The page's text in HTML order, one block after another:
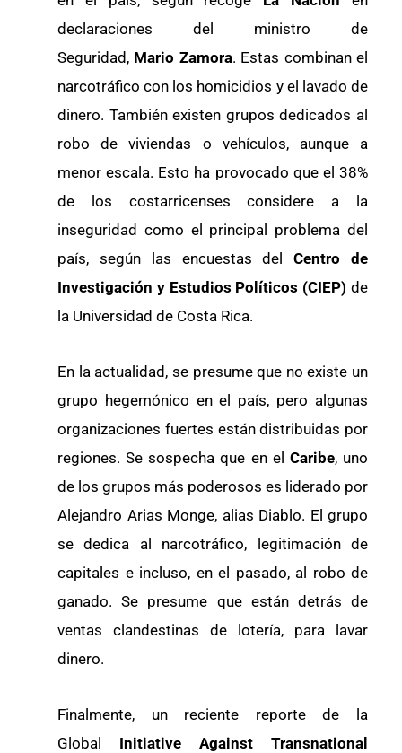
declaraciones del ministro de
Seguridad, Mario Zamora. Estas combinan el
narcotráfico con los homicidios y el lavado de
dinero. También existen grupos dedicados al
robo de viviendas o vehículos, aunque a
menor escala. Esto ha provocado que el 38%
de los costarricenses considere a la
inseguridad como el principal problema del
país, según las encuestas delCentro de
Investigación y Estudios Políticos (CIEP) de
la Universidad de Costa Rica.
En la actualidad, se presume que no existe un
grupo hegemónico en el país, pero algunas
organizaciones fuertes están distribuidas por
regiones. Se sospecha que en el Caribe, uno
de los grupos más poderosos es liderado por
Alejandro Arias Monge, alias Diablo. El grupo
se dedica al narcotráfico, legitimación de
capitales e incluso, en el pasado, al robo de
ganado. Se presume que están detrás de
ventas clandestinas de lotería, para lavar
dinero.
Finalmente, un reciente reporte de la
Global Initiative Against Transnational